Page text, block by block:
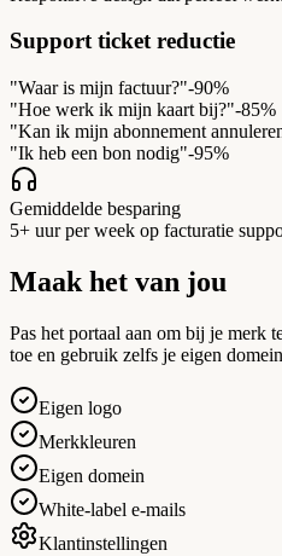
Support ticket reductie
"Waar is mijn factuur?"-90%
"Hoe werk ik mijn kaart bij?"-85%
"Kan ik mijn abonnement
"Ik heb een bon nodig"-95%
Gemiddelde besparing
5+ uur per week op facturatie
Maak het van jou
Pas het portaal aan om bij je merk
toe en gebruik zelfs je eigen
Eigen logo
Merkkleuren
Eigen domein
White-label e-mails
Klantinstellingen